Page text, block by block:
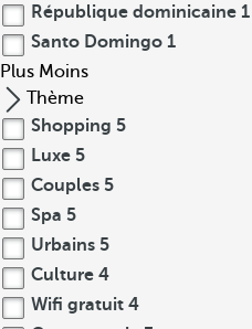
République dominicaine 1
Santo Domingo 1
Plus Moins
Thème
Shopping 5
Luxe 5
Couples 5
Spa 5
Urbains 5
Culture 4
Wifi gratuit 4